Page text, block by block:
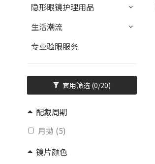
隐形眼镜护理用品
生活潮流
专业验眼服务
套用筛选 (0/20)
配戴周期
月拋 (5)
镜片颜色